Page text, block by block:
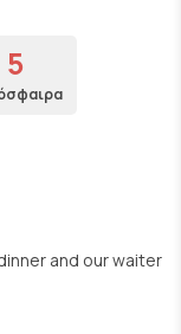
5
and our waiter